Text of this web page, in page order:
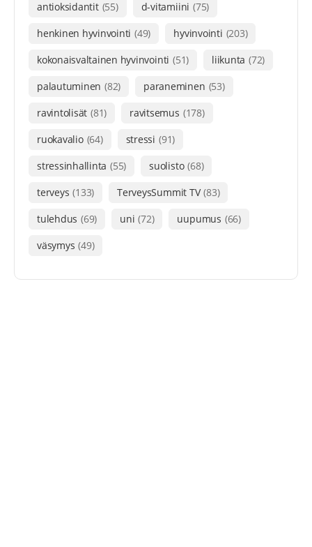
antioksidantit (55) d-vitamiini (75)
henkinen hyvinvointi (49) hyvinvointi (203)
kokonaisvaltainen hyvinvointi (51) liikunta (72)
palautuminen (82) paraneminen (53)
ravintolisät (81) ravitsemus (178)
ruokavalio (64) stressi (91)
stressinhallinta (55) suolisto (68)
terveys (133) TerveysSummit TV (83)
tulehdus (69) uni (72) uupumus (66)
väsymys (49)